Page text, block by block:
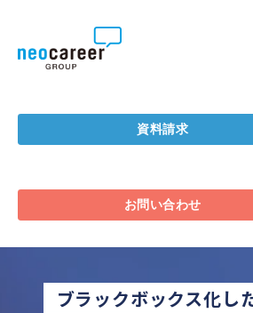
資料請求
お問い合わせ
ブラックボックス化し